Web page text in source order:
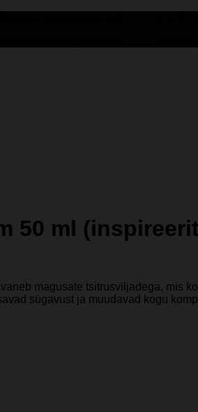
50 ml
magusate tsitrusviljadega, mis
sügavust ja muudavad kogu